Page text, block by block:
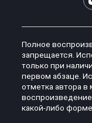
Полное
запрещается.
только при
первом абзаце.
отметка автора
какой-либо